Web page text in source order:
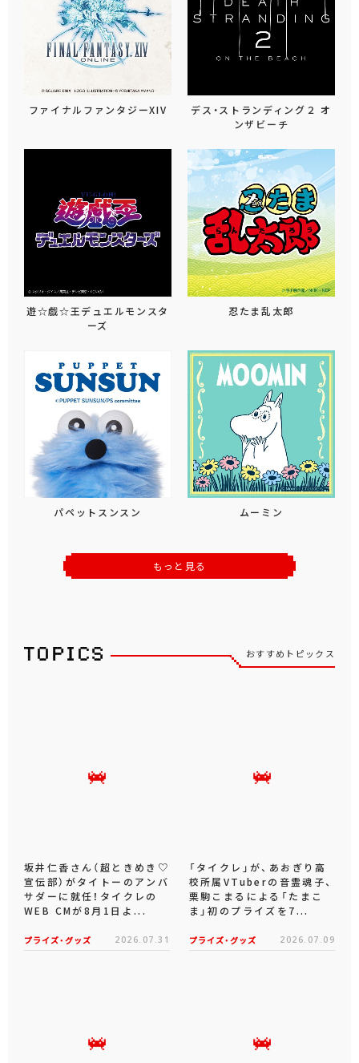
ファイナルファンタジーXIV
デス・ストランディング２ オ
ンザビーチ
遊☆戯☆王デュエルモンスタ
ーズ
忍たま乱太郎
パペットスンスン ムーミン
もっと見る
おすすめトピックス
坂井仁香さん（超ときめき♡
宣伝部）がタイトーのアンバ
サダーに就任！タイクレの
WEB CMが8月1日よ...
プライズ・グッズ 2026.07.31
「タイクレ」が、あおぎり高
校所属VTuberの音霊魂子、
栗駒こまるによる「たまこ
ま」初のプライズを7...
プライズ・グッズ 2026.07.09